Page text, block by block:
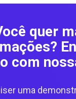
quer
com
uma